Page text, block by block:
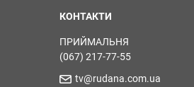
КОНТАКТИ
ПРИЙМАЛЬНЯ
(067) 217-77-55
tv@rudana.com.ua